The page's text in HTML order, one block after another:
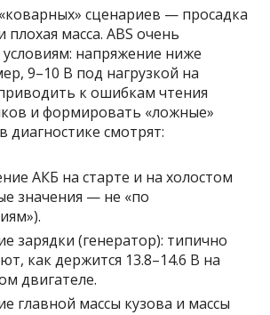
сценариев — просадка
масса. ABS очень
условиям: напряжение ниже
9–10 В под нагрузкой на
к ошибкам чтения
и формировать «ложные»
диагностике смотрят:
АКБ на старте и на холостом
значения — не «по
зарядки (генератор): типично
как держится 13.8–14.6 В на
двигателе.
главной массы кузова и массы